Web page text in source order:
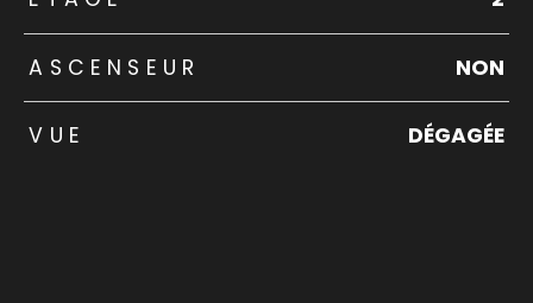
ASCENSEUR NON
VUE DÉGAGÉE